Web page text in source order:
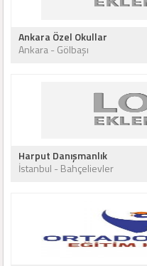
Ankara Özel Okullar
Ankara - Gölbaşı
Harput Danışmanlık
İstanbul - Bahçelievler